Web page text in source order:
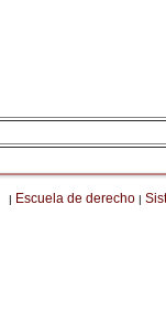
| Escuela de derecho |